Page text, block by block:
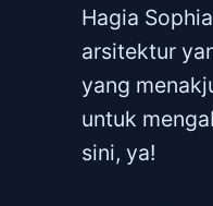
Hagia
arsitektur
yang
untuk
sini, ya!